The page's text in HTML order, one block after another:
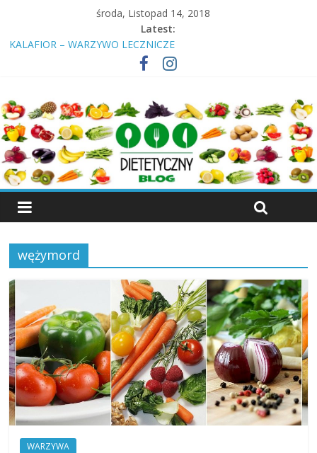
środa, Listopad 14, 2018
Latest:
KALAFIOR – WARZYWO LECZNICZE
Insulinooporność? Cukrzyca? Przeczytaj nawet jeśli jesteś
KIEŁKI – WŁAŚCIWOŚCI, RODZAJE KIEŁKÓW
WIŚNIA – OWOC, KTÓRY LECZY
wężymord
WARZYWA